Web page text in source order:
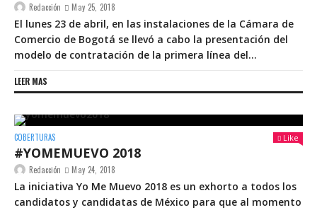
Redacción May 25, 2018
El lunes 23 de abril, en las instalaciones de la Cámara de
Comercio de Bogotá se llevó a cabo la presentación del
modelo de contratación de la primera línea del...
LEER MAS
COBERTURAS Like
#YOMEMUEVO 2018
Redacción May 24, 2018
La iniciativa Yo Me Muevo 2018 es un exhorto a todos los
candidatos y candidatas de México para que al momento